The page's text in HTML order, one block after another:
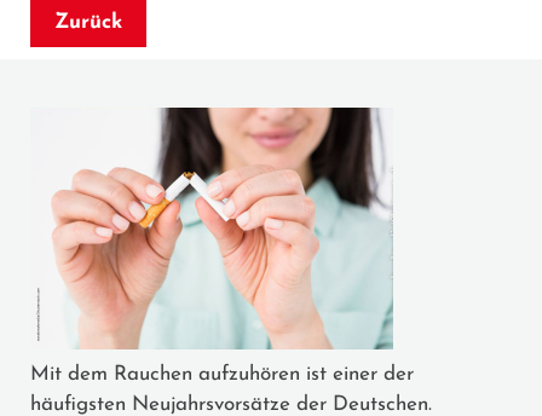
Zurück
Mit dem Rauchen aufzuhören ist einer der
häufigsten Neujahrsvorsätze der Deutschen.